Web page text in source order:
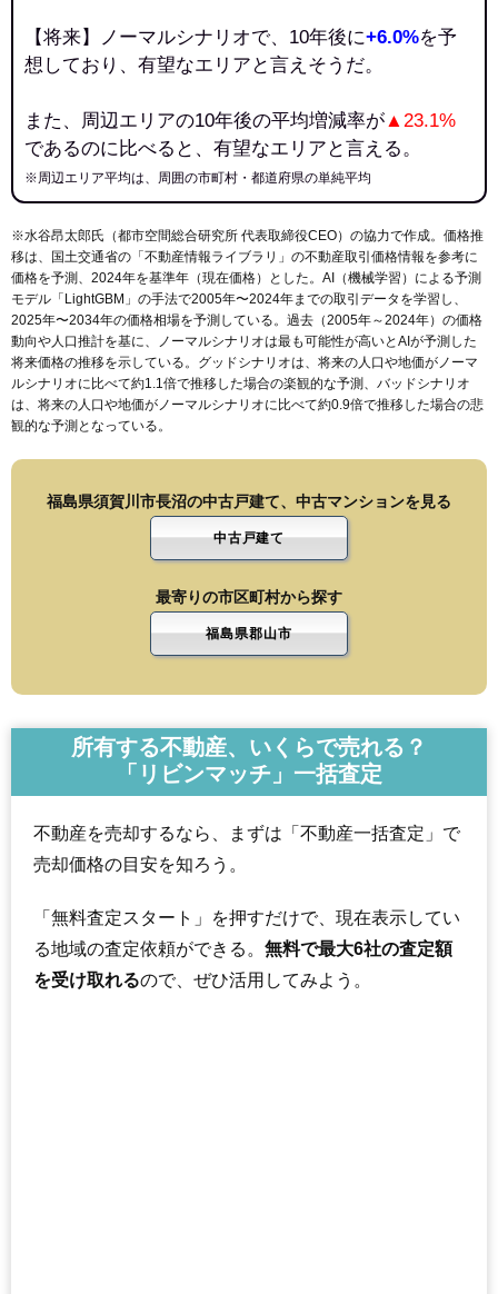
【将来】ノーマルシナリオで、10年後に+6.0%を予
想しており、有望なエリアと言えそうだ。
また、周辺エリアの10年後の平均増減率が▲23.1%
であるのに比べると、有望なエリアと言える。
※周辺エリア平均は、周囲の市町村・都道府県の単純平均
※水谷昂太郎氏（都市空間総合研究所 代表取締役CEO）の協力で作成。価格推
移は、国土交通省の「 不動産情報ライブラリ 」の不動産取引価格情報を参考に
価格を予測、2024年を基準年（現在価格）とした。AI（機械学習）による予測
モデル「LightGBM」の手法で2005年〜2024年までの取引データを学習し、
2025年〜2034年の価格相場を予測している。過去（2005年～2024年）の価格
動向や人口推計を基に、ノーマルシナリオは最も可能性が高いとAIが予測した
将来価格の推移を示している。グッドシナリオは、将来の人口や地価がノーマ
ルシナリオに比べて約1.1倍で推移した場合の楽観的な予測、バッドシナリオ
は、将来の人口や地価がノーマルシナリオに比べて約0.9倍で推移した場合の悲
観的な予測となっている。
福島県須賀川市長沼の中古戸建て、中古マンションを見る
中古戸建て
最寄りの市区町村から探す
福島県郡山市
所有する不動産、いくらで売れる？
「リビンマッチ」一括査定
不動産を売却するなら、まずは「不動産一括査定」で
売却価格の目安を知ろう。
「無料査定スタート」を押すだけで、現在表示してい
る地域の査定依頼ができる。 無料で最大6社の査定額
を受け取れるので、ぜひ活用してみよう。